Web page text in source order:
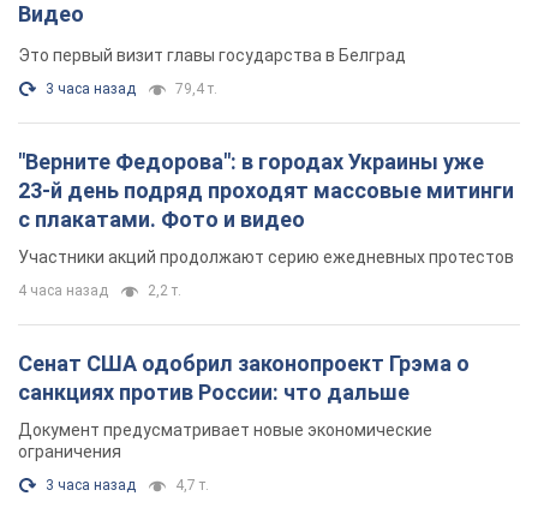
Видео
Это первый визит главы государства в Белград
3 часа назад 79,4 т.
"Верните Федорова": в городах Украины уже
23-й день подряд проходят массовые митинги
с плакатами. Фото и видео
Участники акций продолжают серию ежедневных протестов
4 часа назад 2,2 т.
Сенат США одобрил законопроект Грэма о
санкциях против России: что дальше
Документ предусматривает новые экономические
ограничения
3 часа назад 4,7 т.